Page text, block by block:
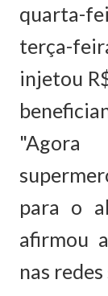
quarta-
terça-
injetou
para o
afirmou
nas